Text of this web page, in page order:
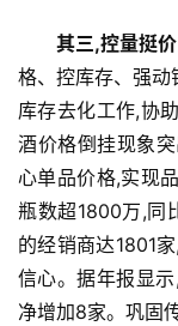
其三,控量挺
格、控库存、强
库存去化工作,协
酒价格倒挂现象
心单品价格,实现
瓶数超1800万,同
的经销商达1801
信心。据年报显
净增加8家。巩固